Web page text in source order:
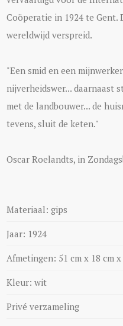
Coöperatie in 1924 te
wereldwijd verspreid.
"Een smid en een
nijverheidswer... daarnaast
met de landbouwer... de
tevens,
Oscar Roelandts, in
Materiaal: gips
Jaar: 1924
Afmetingen: 51 cm x 18 cm x
Kleur: wit
Privé verzameling